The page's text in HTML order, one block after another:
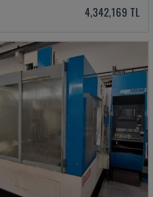
4,342,169 TL